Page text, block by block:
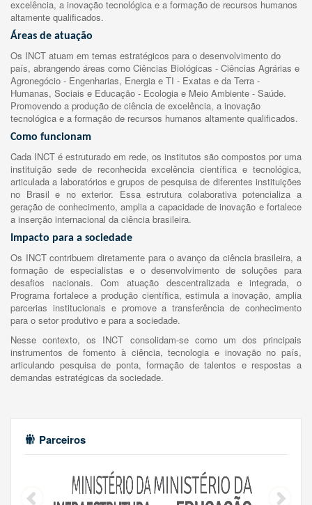
excelência, a inovação tecnológica e a formação de recursos humanos
altamente qualificados.
Áreas de atuação
Os INCT atuam em temas estratégicos para o desenvolvimento do
país, abrangendo áreas como Ciências Biológicas - Ciências Agrárias e
Agronegócio - Engenharias, Energia e TI - Exatas e da Terra -
Humanas, Sociais e Educação - Ecologia e Meio Ambiente - Saúde.
Promovendo a produção de ciência de excelência, a inovação
tecnológica e a formação de recursos humanos altamente qualificados.
Como funcionam
Cada INCT é estruturado em rede, os institutos são compostos por uma
instituição sede de reconhecida excelência científica e tecnológica,
articulada a laboratórios e grupos de pesquisa de diferentes instituições
no Brasil e no exterior. Essa estrutura colaborativa potencializa a
geração de conhecimento, amplia a capacidade de inovação e fortalece
a inserção internacional da ciência brasileira.
Impacto para a sociedade
Os INCT contribuem diretamente para o avanço da ciência brasileira, a
formação de especialistas e o desenvolvimento de soluções para
desafios nacionais. Com atuação descentralizada e integrada, o
Programa fortalece a produção científica, estimula a inovação, amplia
parcerias institucionais e promove a transferência de conhecimento
para o setor produtivo e para a sociedade.
Nesse contexto, os INCT consolidam-se como um dos principais
instrumentos de fomento à ciência, tecnologia e inovação no país,
articulando pesquisa de ponta, formação de talentos e respostas a
demandas estratégicas da sociedade.
Parceiros